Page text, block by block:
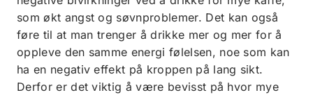
som økt angst og søvnproblemer. Det kan også
føre til at man trenger å drikke mer og mer for å
oppleve den samme energi følelsen, noe som kan
ha en negativ effekt på kroppen på lang sikt.
Derfor er det viktig å være bevisst på hvor mye